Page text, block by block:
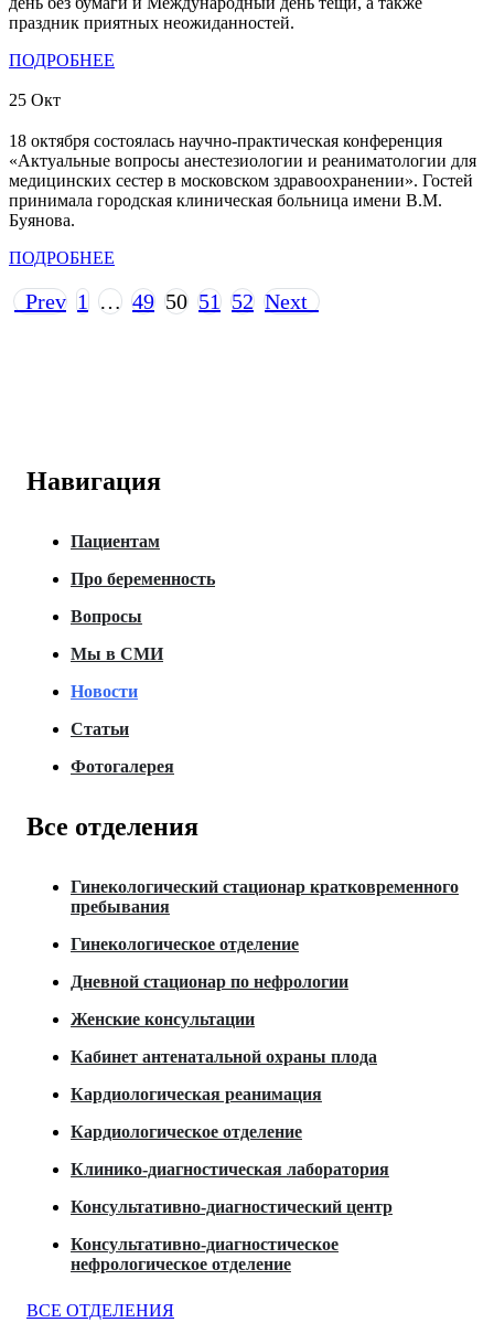
праздник приятных неожиданностей.
ПОДРОБНЕЕ
25 Окт
18 октября состоялась научно-практическая конференция
«Актуальные вопросы анестезиологии и реаниматологии для
медицинских сестер в московском здравоохранении». Гостей
принимала городская клиническая больница имени В.М.
Буянова.
ПОДРОБНЕЕ
Prev 1 … 49 50 51 52 Next
Навигация
Пациентам
Про беременность
Вопросы
Мы в СМИ
Новости
Статьи
Фотогалерея
Все отделения
Гинекологический стационар кратковременного
пребывания
Гинекологическое отделение
Дневной стационар по нефрологии
Женские консультации
Кабинет антенатальной охраны плода
Кардиологическая реанимация
Кардиологическое отделение
Клинико-диагностическая лаборатория
Консультативно-диагностический центр
Консультативно-диагностическое
нефрологическое отделение
ВСЕ ОТДЕЛЕНИЯ